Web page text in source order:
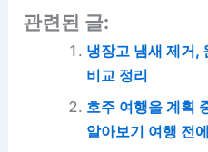
관련된 글:
냉장고 냄새 제거,
비교 정리
호주 여행을 계획
알아보기 여행 전